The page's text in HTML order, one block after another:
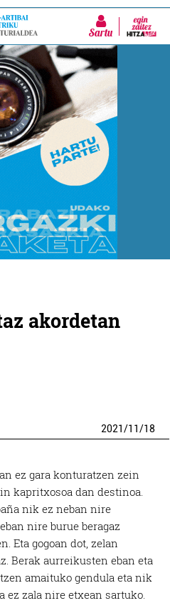
Sartu
akordetan
2021/11/18
ez gara konturatzen zein
kapritxosoa dan destinoa.
nik ez neban nire
nire burue beragaz
Eta gogoan dot, zelan
Berak aurreikusten eban eta
amaituko gendula eta nik
ez zala nire etxean sartuko.